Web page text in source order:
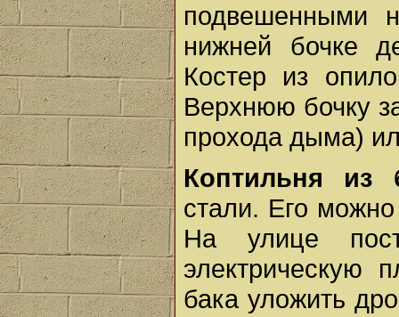
подвешенными
нижней бочке
Костер из
Верхнюю бочку
прохода дыма)
Коптильня из
стали. Его
На улице
электрическую
бака уложить